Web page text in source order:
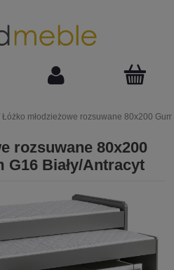
Łóżko młodzieżowe rozsuwane 80x200
rozsuwane 80x200
G16 Biały/Antracyt